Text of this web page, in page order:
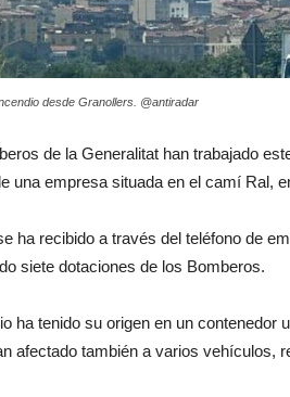
desde Granollers. @antiradar
de la Generalitat han trabajado
una empresa situada en el camí Ral,
ha recibido a través del teléfono de
siete dotaciones de los Bomberos.
ha tenido su origen en un contenedor
afectado también a varios vehículos,